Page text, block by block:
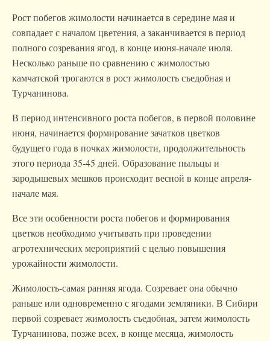
Рост побегов жимолости начинается в середине мая и
совпадает с началом цветения, а заканчивается в период
полного созревания ягод, в конце июня-начале июля.
Несколько раньше по сравнению с жимолостью
камчатской трогаются в рост жимолость съедобная и
Турчанинова.
В период интенсивного роста побегов, в первой половине
июня, начинается формирование зачатков цветков
будущего года в почках жимолости, продолжительность
этого периода 35-45 дней. Образование пыльцы и
зародышевых мешков происходит весной в конце апреля-
начале мая.
Все эти особенности роста побегов и формирования
цветков необходимо учитывать при проведении
агротехнических мероприятий с целью повышения
урожайности жимолости.
Жимолость-самая ранняя ягода. Созревает она обычно
раньше или одновременно с ягодами земляники. В Сибири
первой созревает жимолость съедобная, затем жимолость
Турчанинова, позже всех, в конце месяца, жимолость